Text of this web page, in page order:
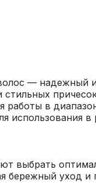
— надежный
стильных
работы в
выбрать
бережный уход